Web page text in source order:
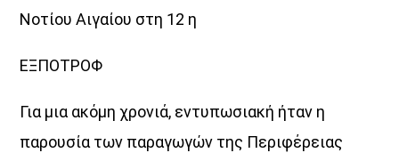
Όταν τα μικρόφωνα ξεκουράζονται…
η μουσική παίρνει τον λόγο.
Νοτίου Αιγαίου στη 12 η
ΕΞΠΟΤΡΟΦ
Για μια ακόμη χρονιά, εντυπωσιακή ήταν η
παρουσία των παραγωγών της Περιφέρειας